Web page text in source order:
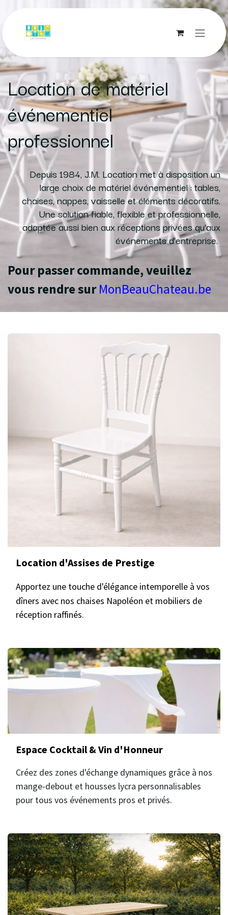
Se rendre au contenu
Pour passer commande, veuillez
vous rendre surMonBeauChateau.be
Depuis 1984, J.M. Location met à disposition un
large choix de matériel événementiel : tables,
chaises, nappes, vaisselle et éléments décoratifs.
Une solution fiable, flexible et professionnelle,
adaptée aussi bien aux réceptions privées qu’aux
événements d’entreprise.
Location de matériel
événementiel
professionnel
Location d'Assises de Prestige
Apportez une touche d'élégance intemporelle à vos
dîners avec nos chaises Napoléon et mobiliers de
réception raffinés.
Espace Cocktail & Vin d'Honneur
Créez des zones d'échange dynamiques grâce à nos
mange-debout et housses lycra personnalisables
pour tous vos événements pros et privés.